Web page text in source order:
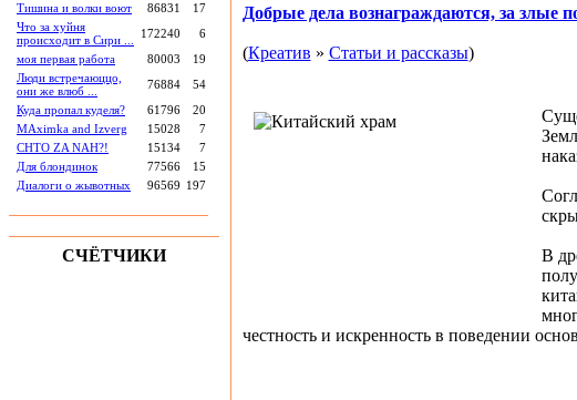
Тишина и волки воют
86831
17
Что за хуйня
происходит в Сири ...
172240
6
моя первая работа
80003
19
Люди встречаюццо,
они же влюб ...
76884
54
Куда пропал куделя?
61796
20
MAximka and Izverg
15028
7
CHTO ZA NAH?!
15134
7
Для блондинок
77566
15
Диалоги о жывотных
96569 197
СЧЁТЧИКИ
Добрые дела вознаграждаются, за злые
(Креатив » Статьи и рассказы)
В
честность и искренность в поведении